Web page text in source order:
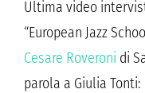
Ultima video
“European Jazz
Cesare Roveroni di
parola a Giulia